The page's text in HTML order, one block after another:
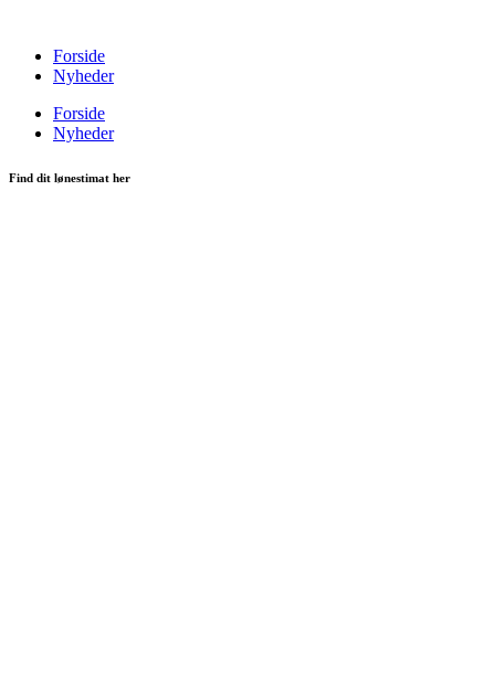
indholdForside
Nyheder
Forside
Nyheder
Find dit lønestimat her